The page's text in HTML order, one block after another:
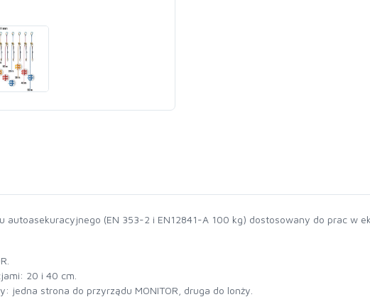
autoasekuracyjnego (EN 353-2 i EN12841-A 100 kg) dostosowany do prac w
20 i 40 cm.
jedna strona do przyrządu MONITOR, druga do lonży.